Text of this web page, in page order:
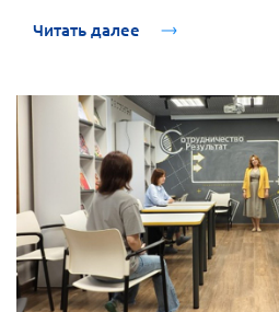
Сахалинская область
Тульская область
Ульяновская область
Челябинская область
Ярославская область
Читать далее